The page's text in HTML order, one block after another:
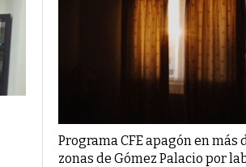
Programa CFE apagón en más
zonas de Gómez Palacio por